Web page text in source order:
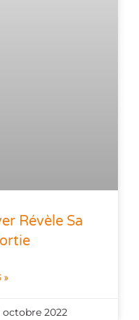
Révèle Sa
»
octobre 2022